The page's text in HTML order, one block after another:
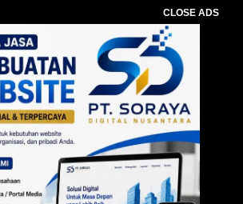
CLOSE ADS